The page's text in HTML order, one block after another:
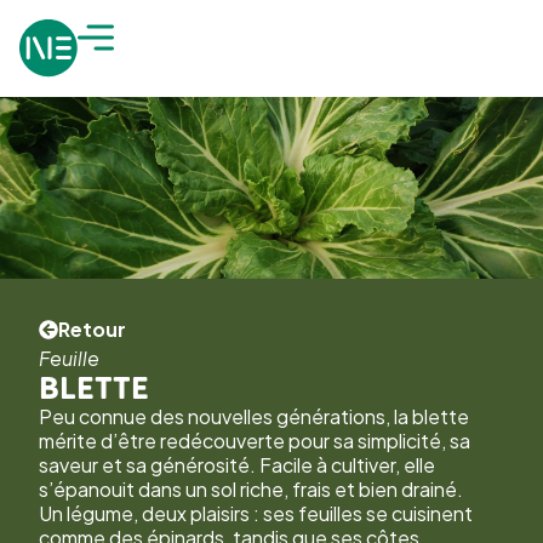
Retour
Feuille
BLETTE
Peu connue des nouvelles générations, la blette
mérite d’être redécouverte pour sa simplicité, sa
saveur et sa générosité. Facile à cultiver, elle
s’épanouit dans un sol riche, frais et bien drainé.
Un légume, deux plaisirs : ses feuilles se cuisinent
comme des épinards, tandis que ses côtes